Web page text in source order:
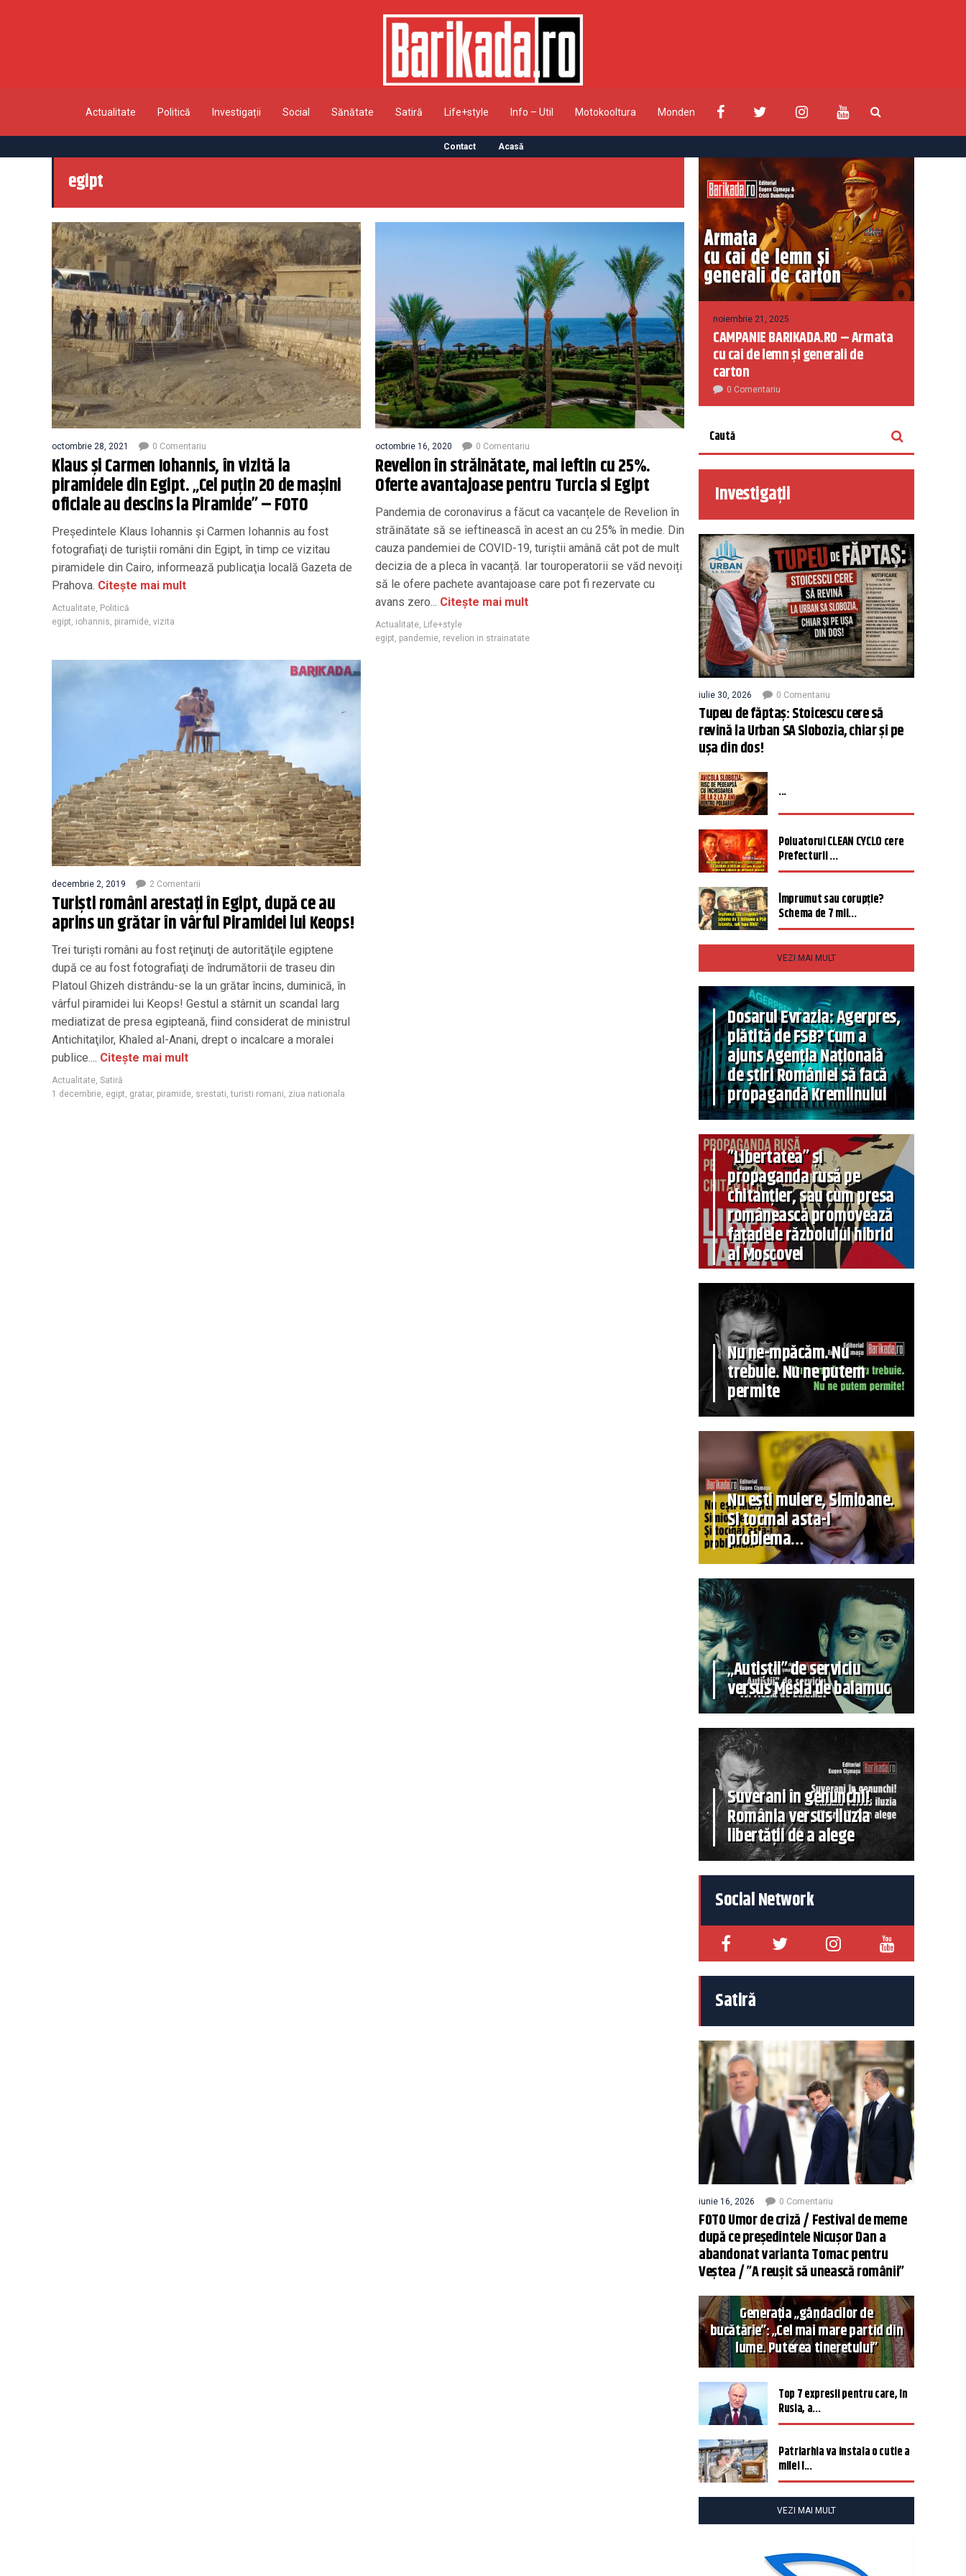
Actualitate Politică Investigații Social Sănătate Satiră Life+style Info – Util Motokooltura Monden
Contact Acasă
egipt
octombrie 28, 2021 0 Comentariu
Klaus și Carmen Iohannis, în vizită la
piramidele din Egipt. „Cel puțin 20 de mașini
oficiale au descins la Piramide” – FOTO
Președintele Klaus Iohannis şi Carmen Iohannis au fost
fotografiaţi de turiştii români din Egipt, în timp ce vizitau
piramidele din Cairo, informează publicaţia locală Gazeta de
Prahova. Citește mai mult
Actualitate Politică
egipt iohannis piramide vizita
octombrie 16, 2020 0 Comentariu
Revelion în străinătate, mai ieftin cu 25%.
Oferte avantajoase pentru Turcia si Egipt
Pandemia de coronavirus a făcut ca vacanțele de Revelion în
străinătate să se ieftinească în acest an cu 25% în medie. Din
cauza pandemiei de COVID-19, turiștii amână cât pot de mult
decizia de a pleca în vacanță. Iar touroperatorii se văd nevoiți
să le ofere pachete avantajoase care pot fi rezervate cu
avans zero... Citește mai mult
Actualitate Life+style
egipt pandemie revelion in strainatate
decembrie 2, 2019 2 Comentarii
Turiști români arestați în Egipt, după ce au
aprins un grătar în vârful Piramidei lui Keops!
Trei turişti români au fost reţinuţi de autorităţile egiptene
după ce au fost fotografiaţi de îndrumătorii de traseu din
Platoul Ghizeh distrându-se la un grătar încins, duminică, în
vârful piramidei lui Keops! Gestul a stârnit un scandal larg
mediatizat de presa egipteană, fiind considerat de ministrul
Antichitaţilor, Khaled al-Anani, drept o incalcare a moralei
publice.... Citește mai mult
Actualitate Satiră
1 decembrie egipt gratar, piramide srestati ,turisti romani ziua nationala
noiembrie 21, 2025
CAMPANIE BARIKADA.RO – Armata
cu cai de lemn și generali de
carton
0 Comentariu
Investigații
iulie 30, 2026 0 Comentariu
Tupeu de făptaș: Stoicescu cere să
revină la Urban SA Slobozia, chiar și pe
ușa din dos!
...
Poluatorul CLEAN CYCLO cere
Prefecturii ...
Împrumut sau corupție?
Schema de 7 mil...
VEZI MAI MULT
Dosarul Evrazia: Agerpres,
plătită de FSB? Cum a
ajuns Agenția Națională
de știri României să facă
propagandă Kremlinului
”Libertatea” și
propaganda rusă pe
chitanțier, sau cum presa
românească promovează
fațadele războiului hibrid
al Moscovei
Nu ne-mpăcăm. Nu
trebuie. Nu ne putem
permite
Nu ești muiere, Simioane.
Și tocmai asta-i
problema…
„Autiștii” de serviciu
versus Mesia de balamuc
Suverani în genunchi!
România versus iluzia
libertății de a alege
Social Network
Satiră
iunie 16, 2026 0 Comentariu
FOTO Umor de criză / Festival de meme
după ce președintele Nicușor Dan a
abandonat varianta Tomac pentru
Veștea / ”A reușit să unească românii”
Generația „gândacilor de
bucătărie”: „Cel mai mare partid din
lume. Puterea tineretului”
Top 7 expresii pentru care, în
Rusia, a...
Patriarhia va instala o cutie a
milei î...
VEZI MAI MULT